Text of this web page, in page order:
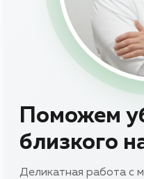
Поможем
близкого
Деликатная работа с